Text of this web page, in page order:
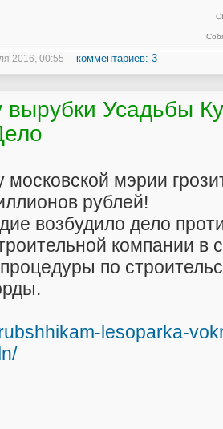
2016, 00:55 комментариев: 3
Усадьбы
московской мэрии
рублей!
возбудило дело
компании в
по
lesoparka-